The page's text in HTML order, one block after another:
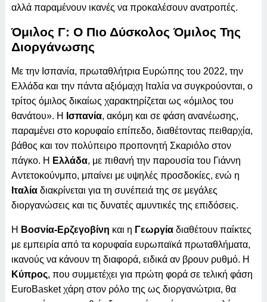
αλλά παραμένουν ικανές να προκαλέσουν ανατροπές.
Όμιλος Γ: Ο Πιο Δύσκολος Όμιλος Της
Διοργάνωσης
Με την Ισπανία, πρωταθλήτρια Ευρώπης του 2022, την
Ελλάδα και την πάντα αξιόμαχη Ιταλία να συγκρούονται, ο
τρίτος όμιλος δικαίως χαρακτηρίζεται ως «όμιλος του
θανάτου». Η
Ισπανία, ακόμη και σε φάση ανανέωσης,
παραμένει στο κορυφαίο επίπεδο, διαθέτοντας πειθαρχία,
βάθος και τον πολύπειρο προπονητή Σκαριόλο στον
πάγκο. Η Ελλάδα, με πιθανή την παρουσία του Γιάννη
Αντετοκούνμπο, μπαίνει με υψηλές προσδοκίες, ενώ η
Ιταλία διακρίνεται για τη συνέπειά της σε μεγάλες
διοργανώσεις και τις δυνατές αμυντικές της επιδόσεις.
Η Βοσνία-Ερζεγοβίνη και η Γεωργία διαθέτουν παίκτες
με εμπειρία από τα κορυφαία ευρωπαϊκά πρωταθλήματα,
ικανούς να κάνουν τη διαφορά, ειδικά αν βρουν ρυθμό. Η
Κύπρος, που συμμετέχει για πρώτη φορά σε τελική φάση
EuroBasket χάρη στον ρόλο της ως διοργανώτρια, θα